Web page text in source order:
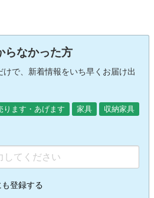
らなかった方
で、新着情報をいち早くお届け出
ります・あげます 家具
収納家具
登録する